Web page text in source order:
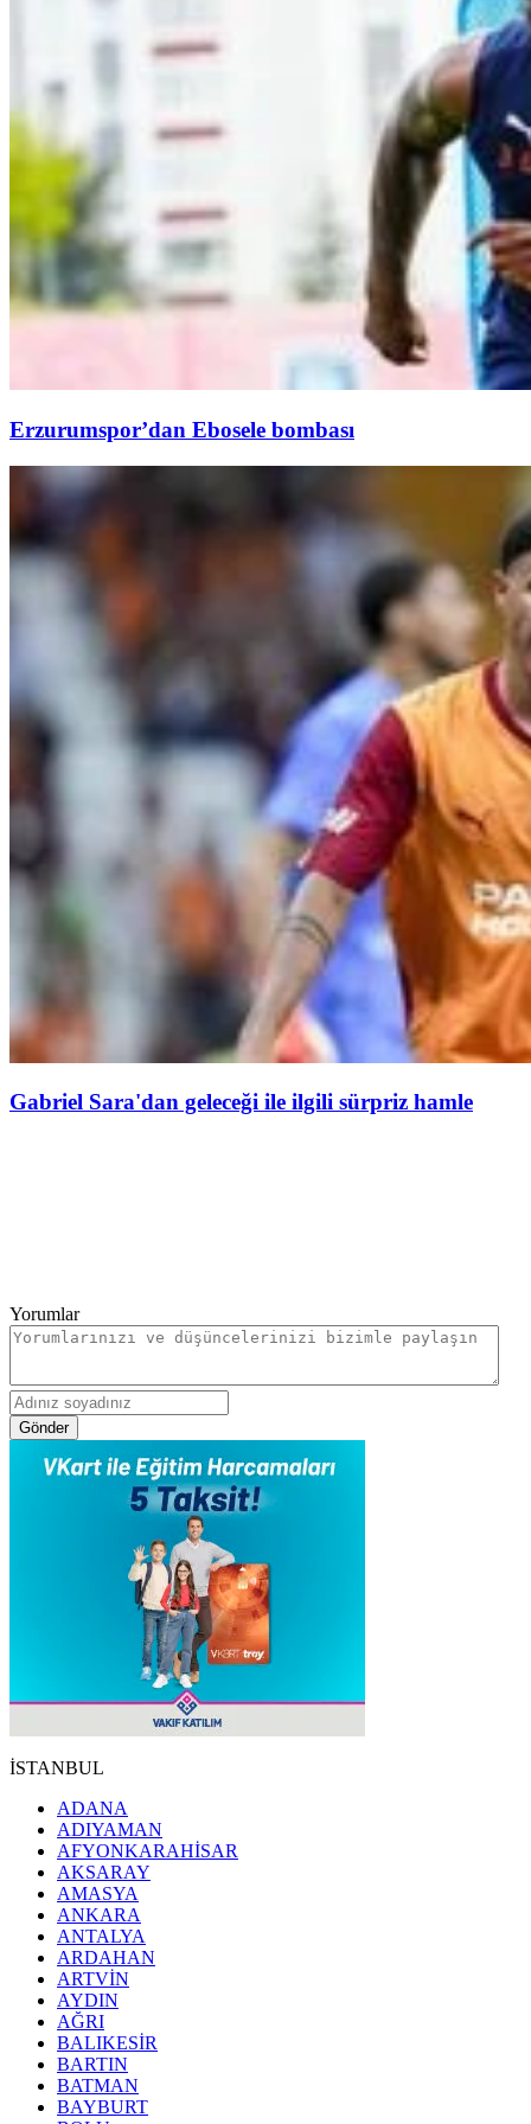
Erzurumspor’dan Ebosele bombası
Gabriel Sara'dan geleceği ile ilgili sürpriz hamle
Yorumlar
Gönder
İSTANBUL
ADANA
ADIYAMAN
AFYONKARAHİSAR
AKSARAY
AMASYA
ANKARA
ANTALYA
ARDAHAN
ARTVİN
AYDIN
AĞRI
BALIKESİR
BARTIN
BATMAN
BAYBURT